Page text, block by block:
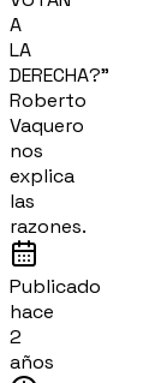
A
LA
DERECHA?"
Roberto
Vaquero
nos
explica
las
razones.
Publicado
hace
2
años